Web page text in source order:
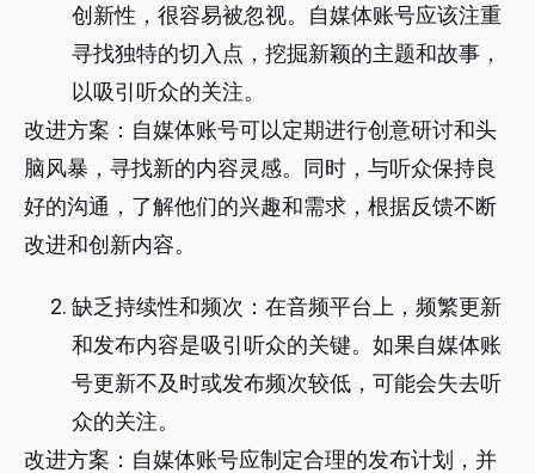
创新性，很容易被忽视。自媒体账号应该注重
寻找独特的切入点，挖掘新颖的主题和故事，
以吸引听众的关注。
改进方案：自媒体账号可以定期进行创意研讨和头
脑风暴，寻找新的内容灵感。同时，与听众保持良
好的沟通，了解他们的兴趣和需求，根据反馈不断
改进和创新内容。
缺乏持续性和频次：在音频平台上，频繁更新
和发布内容是吸引听众的关键。如果自媒体账
号更新不及时或发布频次较低，可能会失去听
众的关注。
改进方案：自媒体账号应制定合理的发布计划，并